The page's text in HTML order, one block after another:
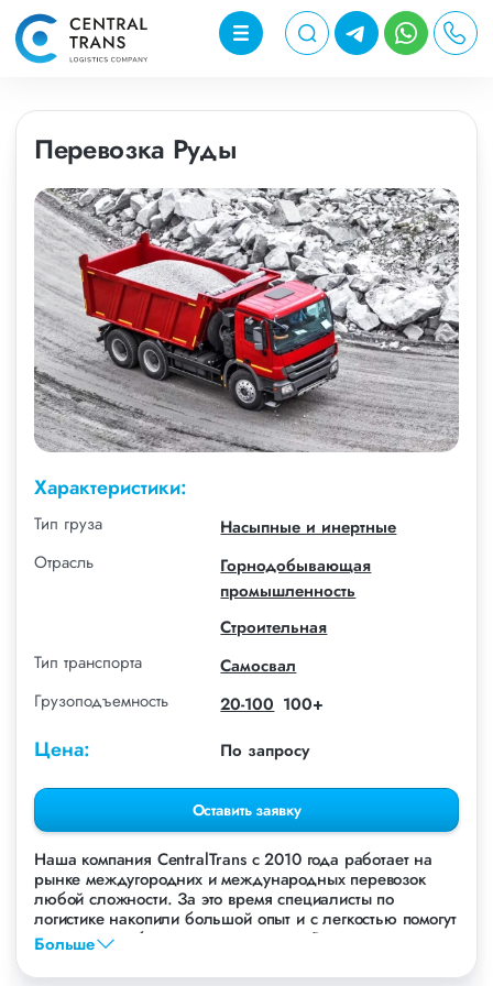
Перевозка Руды
Характеристики:
Тип груза
Насыпные и инертные
Отрасль
Горнодобывающая
промышленность
Строительная
Тип транспорта
Самосвал
Грузоподъемность
20-100 100+
Цена: По запросу
Оставить заявку
Наша компания СentralTrans с 2010 года работает на
рынке междугородних и международных перевозок
любой сложности. За это время специалисты по
логистике накопили большой опыт и с легкостью помогут
перевезти любые грузы, в том числе Руду.
Осуществляем грузоперевозки Руды в Новосибирске, по
Больше